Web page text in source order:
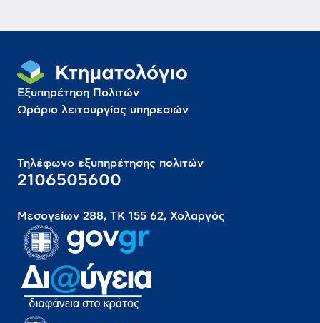
Εξυπηρέτηση Πολιτών
Ωράριο λειτουργίας υπηρεσιών
Τηλέφωνο εξυπηρέτησης πολιτών
2106505600
Μεσογείων 288, ΤΚ 155 62, Χολαργός